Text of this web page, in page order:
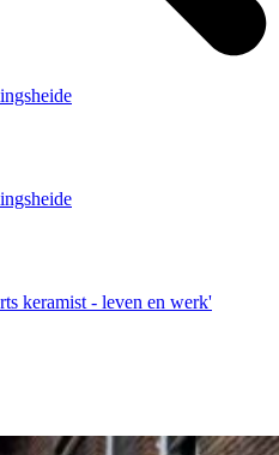
keramist - leven en werk'